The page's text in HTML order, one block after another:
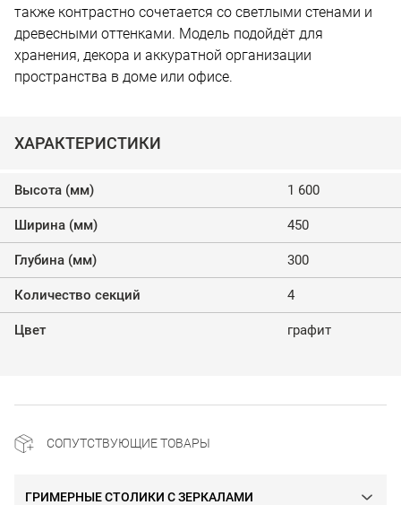
также контрастно сочетается со светлыми стенами и
древесными оттенками. Модель подойдёт для
хранения, декора и аккуратной организации
пространства в доме или офисе.
ХАРАКТЕРИСТИКИ
Высота (мм) 1 600
Ширина (мм) 450
Глубина (мм) 300
Количество секций 4
Цвет графит
СОПУТСТВУЮЩИЕ ТОВАРЫ
ГРИМЕРНЫЕ СТОЛИКИ С ЗЕРКАЛАМИ